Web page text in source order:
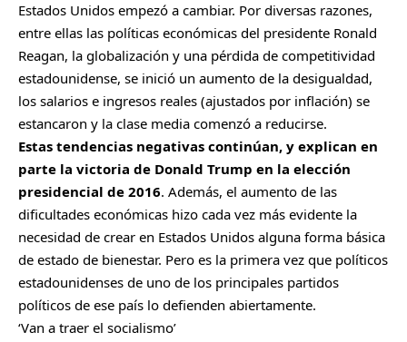
Estados Unidos empezó a cambiar. Por diversas razones,
entre ellas las políticas económicas del presidente Ronald
Reagan, la globalización y una pérdida de competitividad
estadounidense, se inició un aumento de la desigualdad,
los salarios e ingresos reales (ajustados por inflación) se
estancaron y la clase media comenzó a reducirse.
Estas tendencias negativas continúan, y explican en
parte la victoria de Donald Trump en la elección
presidencial de 2016. Además, el aumento de las
dificultades económicas hizo cada vez más evidente la
necesidad de crear en Estados Unidos alguna forma básica
de estado de bienestar. Pero es la primera vez que políticos
estadounidenses de uno de los principales partidos
políticos de ese país lo defienden abiertamente.
‘Van a traer el socialismo’